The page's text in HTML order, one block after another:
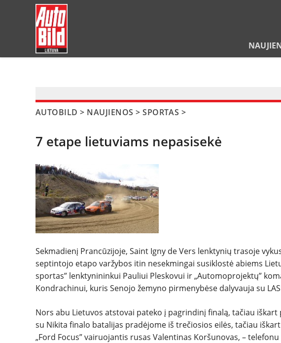
AUTOBILD > NAUJIENOS >SPORTAS >
7 etape lietuviams nepasisekė
Sekmadienį Prancūzijoje, Saint Igny de Vers lenktynių trasoje
septintojo etapo varžybos itin nesekmingai susiklostė abiems
sportas” lenktynininkui Pauliui Pleskovui ir „Automoprojektų”
Kondrachinui, kuris Senojo žemyno pirmenybėse dalyvauja su
Nors abu Lietuvos atstovai pateko į pagrindinį finalą, tačiau
su Nikita finalo batalijas pradėjome iš trečiosios eilės, tačiau iškart
„Ford Focus” vairuojantis rusas Valentinas Koršunovas, –